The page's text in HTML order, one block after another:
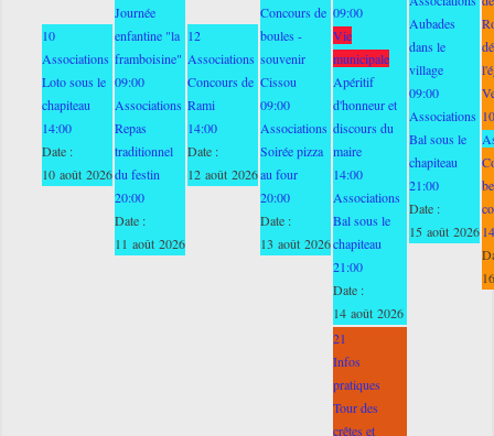
10
Associations
Loto sous le
chapiteau
14:00
Date :
10 août 2026
Journée
enfantine "la
framboisine"
09:00
Associations
Repas
traditionnel
du festin
20:00
Date :
11 août 2026
12
Associations
Concours de
Rami
14:00
Date :
12 août 2026
Concours de
boules -
souvenir
Cissou
09:00
Associations
Soirée pizza
au four
20:00
Date :
13 août 2026
09:00
Vie
municipale
Apéritif
d'honneur et
discours du
maire
14:00
Associations
Bal sous le
chapiteau
21:00
Date :
14 août 2026
Aubades
dans le
village
09:00
Associations
Bal sous le
chapiteau
21:00
Date :
15 août 2026
21
Infos
pratiques
Tour des
crêtes et